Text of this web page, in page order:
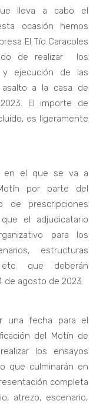
lleva a cabo el
ocasión hemos
El Tío Caracoles
de realizar los
y ejecución de las
asalto a la casa de
El importe de
es ligeramente
en el que se va a
por parte del
de prescripciones
el adjudicatario
para los
estructuras
que deberán
de agosto de 2023.
una fecha para el
del Motín de
los ensayos
que culminarán en
completa
atrezo, escenario,